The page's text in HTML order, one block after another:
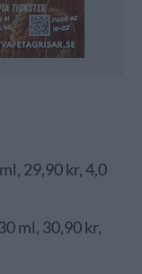
29,90 kr, 4,0
ml, 30,90 kr,